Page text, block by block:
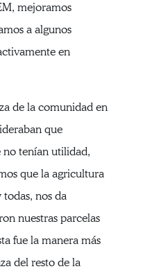
mejoramos
a algunos
en
de la comunidad en
que
no tenían utilidad,
que la agricultura
nos da
nuestras parcelas
fue la manera más
del resto de la